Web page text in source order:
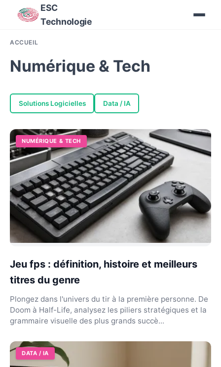
ESC
Technologie
ACCUEIL
Numérique & Tech
Solutions Logicielles Data / IA
NUMÉRIQUE & TECH
Jeu fps : définition, histoire et meilleurs
titres du genre
Plongez dans l'univers du tir à la première personne. De
Doom à Half-Life, analysez les piliers stratégiques et la
grammaire visuelle des plus grands succè...
DATA / IA